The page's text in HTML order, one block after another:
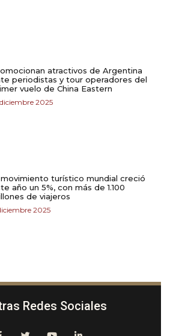
atractivos de Argentina
periodistas y tour operadores del
vuelo de China Eastern
2025
movimiento turístico mundial creció
año un 5%, con más de 1.100
de viajeros
2025
Redes Sociales